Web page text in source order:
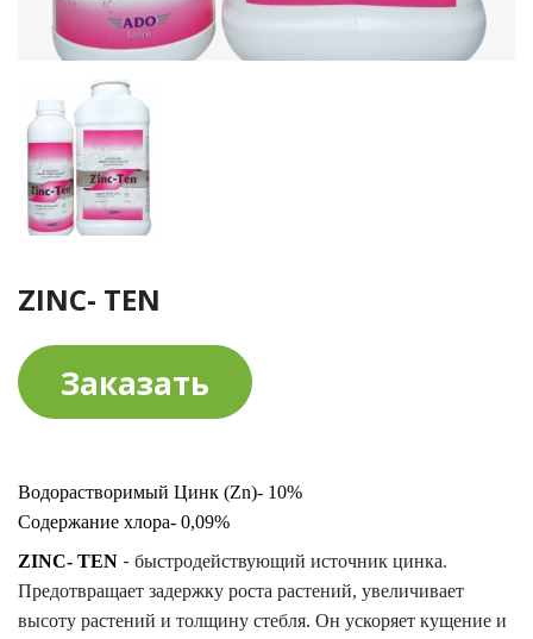
ZINC- TEN
Заказать
Водорастворимый Цинк (Zn)- 10%
Содержание хлора- 0,09%
ZINC- TEN - быстродействующий источник цинка.
Предотвращает задержку роста растений, увеличивает
высоту растений и толщину стебля. Он ускоряет кущение и